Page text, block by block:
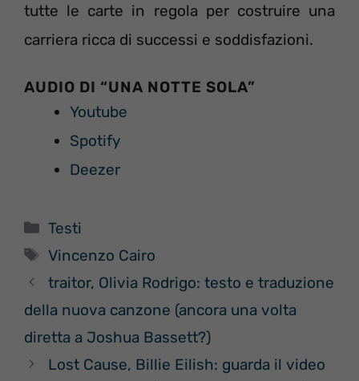
tutte le carte in regola per costruire una
carriera ricca di successi e soddisfazioni.
AUDIO DI “UNA NOTTE SOLA”
Youtube
Spotify
Deezer
Categorie
Testi
Tag
Vincenzo Cairo
traitor, Olivia Rodrigo: testo e traduzione
della nuova canzone (ancora una volta
diretta a Joshua Bassett?)
Lost Cause, Billie Eilish: guarda il video